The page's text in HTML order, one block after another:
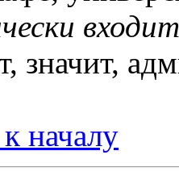
значит,
началу